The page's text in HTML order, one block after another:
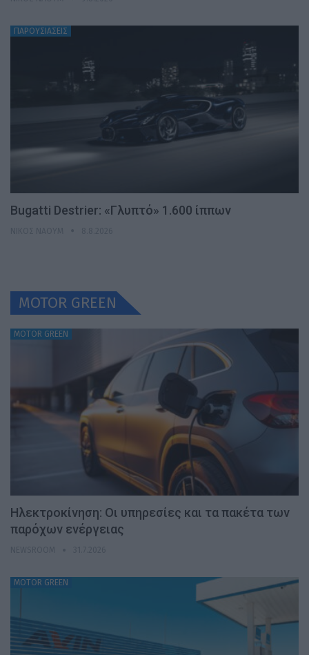
ΠΑΡΟΥΣΙΑΣΕΙΣ
Bugatti Destrier: «Γλυπτό» 1.600 ίππων
MOTOR GREEN
MOTOR GREEN
Ηλεκτροκίνηση: Οι υπηρεσίες και τα πακέτα των
παρόχων ενέργειας
MOTOR GREEN